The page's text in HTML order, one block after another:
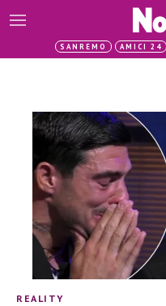
SANREMO AMICI 24
REALITY